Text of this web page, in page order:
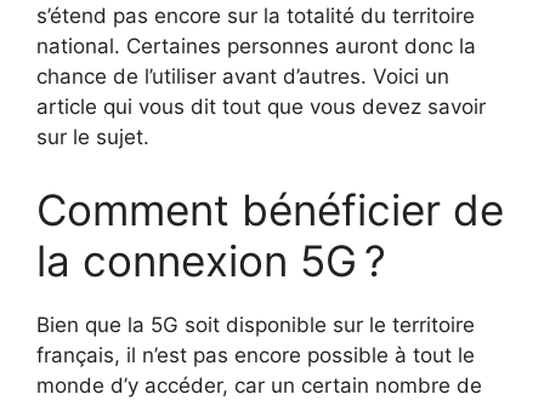
s’étend pas encore sur la totalité du territoire
national. Certaines personnes auront donc la
chance de l’utiliser avant d’autres. Voici un
article qui vous dit tout que vous devez savoir
sur le sujet.
Comment bénéficier de
la connexion 5G ?
Bien que la 5G soit disponible sur le territoire
français, il n’est pas encore possible à tout le
monde d’y accéder, car un certain nombre de